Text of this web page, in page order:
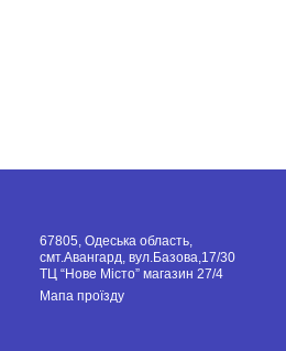
67805, Одеська область,
смт.Авангард, вул.Базова,17/30
ТЦ “Нове Місто” магазин 27/4
Мапа проїзду